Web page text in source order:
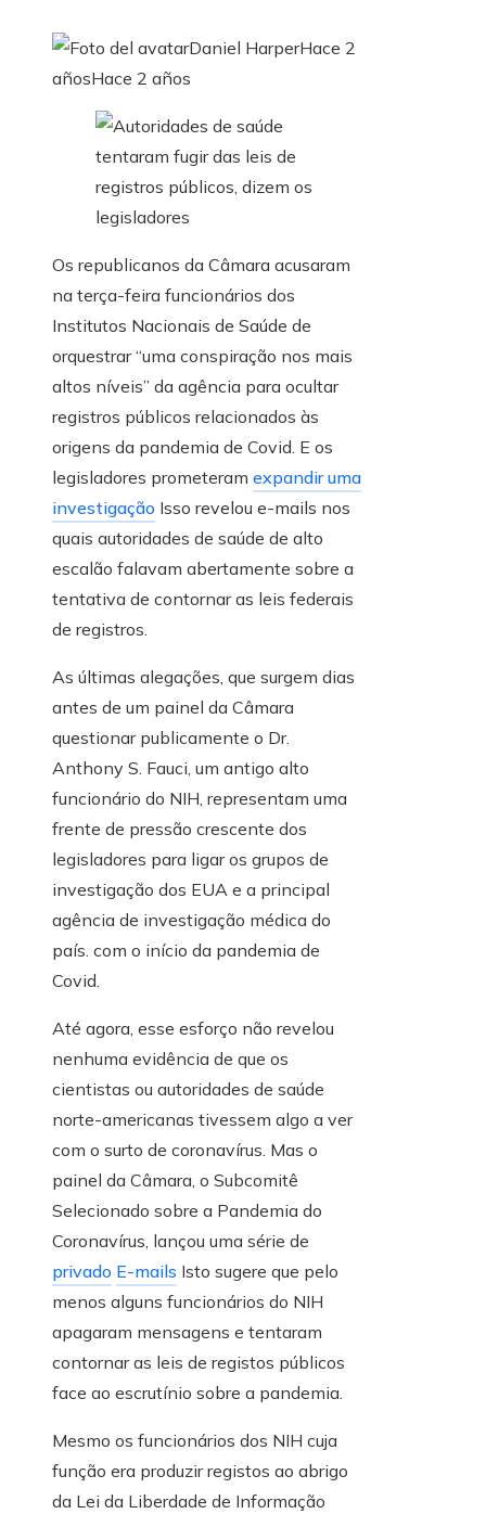
Daniel HarperHace 2
añosHace 2 años
Os republicanos da Câmara acusaram
na terça-feira funcionários dos
Institutos Nacionais de Saúde de
orquestrar “uma conspiração nos mais
altos níveis” da agência para ocultar
registros públicos relacionados às
origens da pandemia de Covid. E os
legisladores prometeram expandir uma
investigação Isso revelou e-mails nos
quais autoridades de saúde de alto
escalão falavam abertamente sobre a
tentativa de contornar as leis federais
de registros.
As últimas alegações, que surgem dias
antes de um painel da Câmara
questionar publicamente o Dr.
Anthony S. Fauci, um antigo alto
funcionário do NIH, representam uma
frente de pressão crescente dos
legisladores para ligar os grupos de
investigação dos EUA e a principal
agência de investigação médica do
país. com o início da pandemia de
Covid.
Até agora, esse esforço não revelou
nenhuma evidência de que os
cientistas ou autoridades de saúde
norte-americanas tivessem algo a ver
com o surto de coronavírus. Mas o
painel da Câmara, o Subcomitê
Selecionado sobre a Pandemia do
Coronavírus, lançou uma série de
privado E-mails Isto sugere que pelo
menos alguns funcionários do NIH
apagaram mensagens e tentaram
contornar as leis de registos públicos
face ao escrutínio sobre a pandemia.
Mesmo os funcionários dos NIH cuja
função era produzir registos ao abrigo
da Lei da Liberdade de Informação